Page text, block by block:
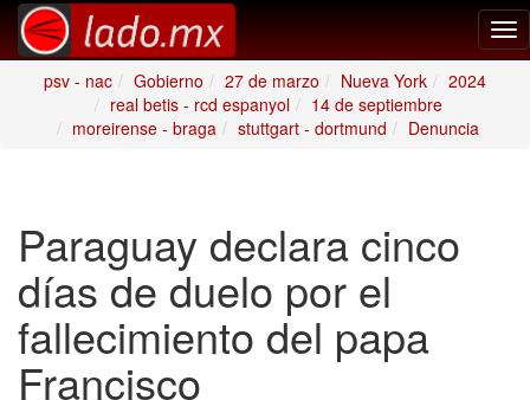
psv - nac
Gobierno 27 de marzo Nueva York
2024
real betis - rcd espanyol
14 de septiembre
moreirense - braga
stuttgart - dortmund Denuncia
Paraguay declara cinco
días de duelo por el
fallecimiento del papa
Francisco